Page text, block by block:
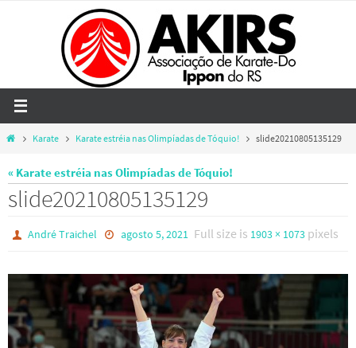
HomeKarate Karate estréia nas Olimpíadas de Tóquio! slide20210805135129
« Karate estréia nas Olimpíadas de Tóquio!
slide20210805135129
André Traichel agosto 5, 2021 Full size is 1903 × 1073pixels